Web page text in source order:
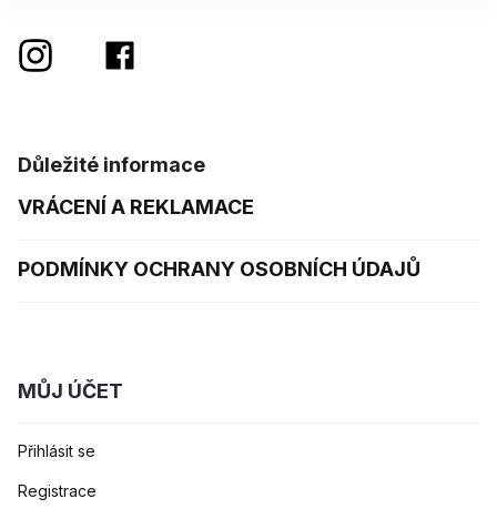
Důležité informace
VRÁCENÍ A REKLAMACE
PODMÍNKY OCHRANY OSOBNÍCH ÚDAJŮ
MŮJ ÚČET
Přihlásit se
Registrace